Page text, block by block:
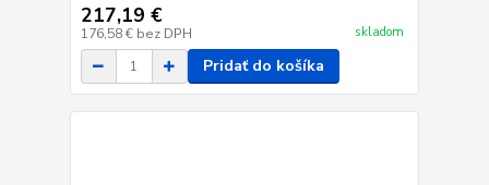
217,19 €
176,58 € bez DPH skladom
Pridať do košíka